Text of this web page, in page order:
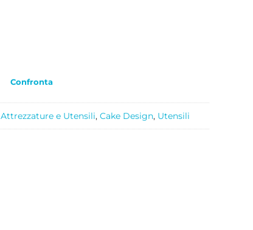
Confronta
Attrezzature e Utensili, Cake Design, Utensili